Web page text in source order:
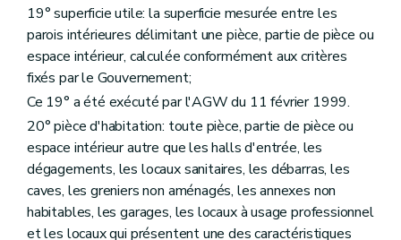
Art. 91
Art. 92
Art. 93
Section 4
De l'accès au logement
Art. 94
Section 5 Des ressources
Art. 95
Art. 96
Section 6 De la structure et du fonctionnement
Sous-section première De l'assemblée générale
Art. 97
Sous-section 2
Du conseil d'administration
Art. 98
19° superficie utile: la superficie mesurée entre les
parois intérieures délimitant une pièce, partie de pièce ou
espace intérieur, calculée conformément aux critères
fixés par le Gouvernement;
Ce 19° a été exécuté par l'AGW du 11 février 1999.
20° pièce d'habitation: toute pièce, partie de pièce ou
espace intérieur autre que les halls d'entrée, les
dégagements, les locaux sanitaires, les débarras, les
caves, les greniers non aménagés, les annexes non
habitables, les garages, les locaux à usage professionnel
et les locaux qui présentent une des caractéristiques